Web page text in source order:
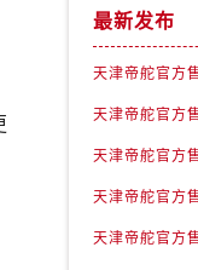
最新发布